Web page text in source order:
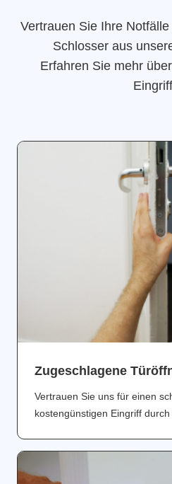
Vertrauen Sie Ihre
Schlosser aus
Erfahren Sie mehr
Zugeschlagene
Vertrauen Sie uns für einen
kostengünstigen Eingriff